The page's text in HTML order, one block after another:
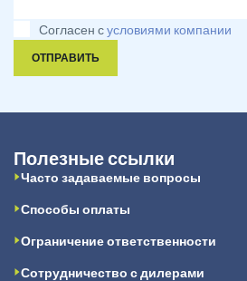
Согласен сусловиями компании
ОТПРАВИТЬ
Полезные ссылки
Часто задаваемые вопросы
Способы оплаты
Ограничение ответственности
Сотрудничество с дилерами